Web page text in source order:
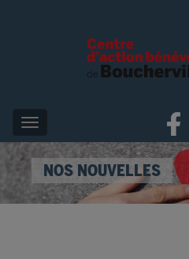
NOS NOUVELLES